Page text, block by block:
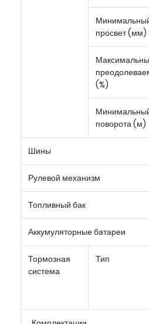
просвет (мм)
(%)
поворота (м)
Шины
Рулевой механизм
Топливный бак
Аккумуляторные батареи
Тормозная
система
Тип